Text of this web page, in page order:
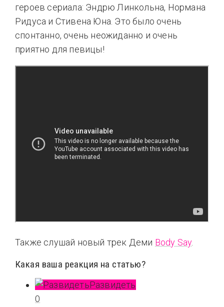
героев сериала: Эндрю Линкольна, Нормана
Ридуса и Стивена Юна. Это было очень
спонтанно, очень неожиданно и очень
приятно для певицы!
Также слушай новый трек Деми Body Say.
Какая ваша реакция на статью?
Развидеть
0